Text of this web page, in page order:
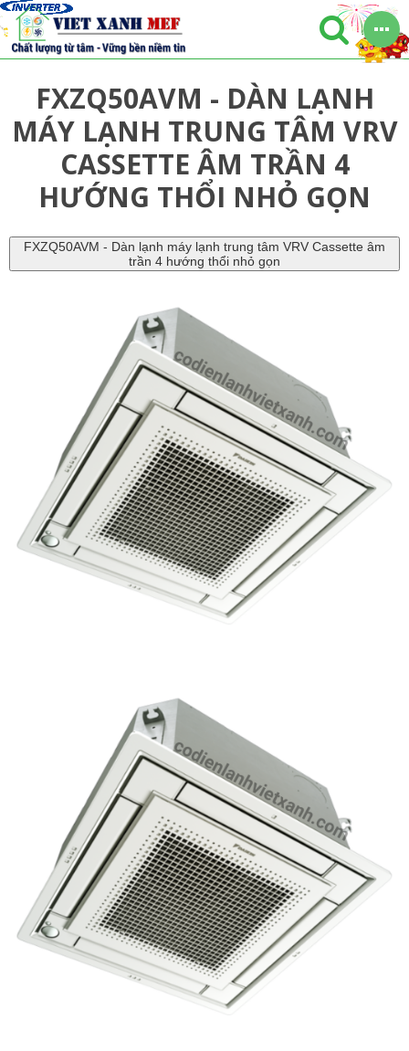
FXZQ50AVM - DÀN LẠNH
MÁY LẠNH TRUNG TÂM VRV
CASSETTE ÂM TRẦN 4
HƯỚNG THỔI NHỎ GỌN
FXZQ50AVM - Dàn lạnh máy lạnh trung tâm VRV Cassette âm
trần 4 hướng thổi nhỏ gọn